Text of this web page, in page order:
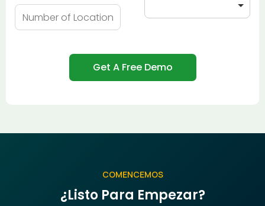
COMENCEMOS
¿Listo Para Empezar?